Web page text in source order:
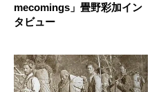
mecomings」畳野彩加イン
タビュー